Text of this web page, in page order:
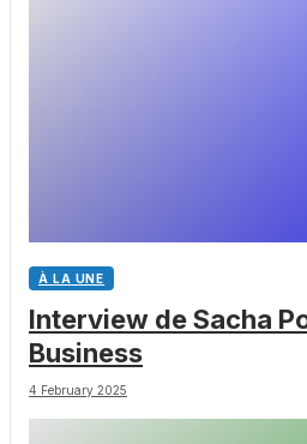
À LA UNE
Interview de Sacha
Business
4 February 2025